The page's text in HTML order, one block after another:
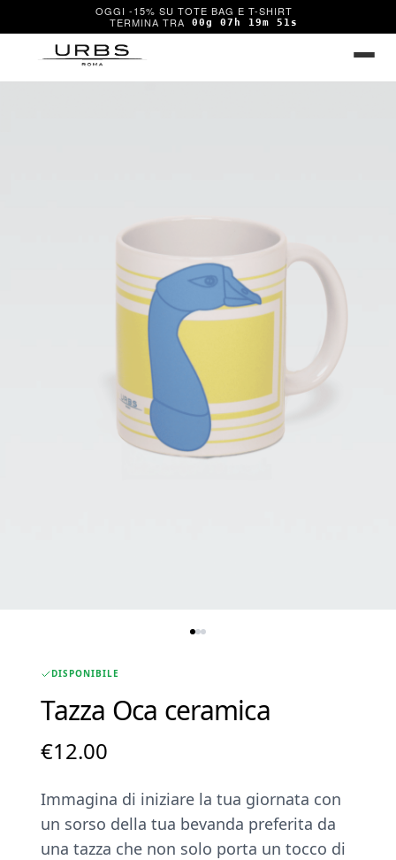
OGGI -15% SU TOTE BAG E T-SHIRT
00g 07h 19m 51s
DISPONIBILE
Tazza Oca ceramica
€12.00
Immagina di iniziare la tua giornata con
un sorso della tua bevanda preferita da
una tazza che non solo porta un tocco di